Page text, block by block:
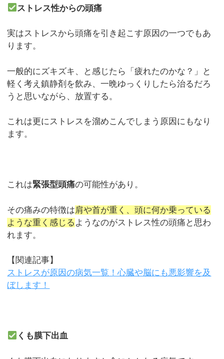
ストレス性からの頭痛
実はストレスから頭痛を引き起こす原因の一つでもあ
ります。
一般的にズキズキ、と感じたら「疲れたのかな？」と
軽く考え鎮静剤を飲み、一晩ゆっくりしたら治るだろ
うと思いながら、放置する。
これは更にストレスを溜めこんでしまう原因にもなり
ます。
これは緊張型頭痛の可能性があり。
その痛みの特徴は肩や首が重く、頭に何か乗っている
ような重く感じる ようなのがストレス性の頭痛と思わ
れます。
【関連記事】
ストレスが原因の病気一覧！心臓や脳にも悪影響を及
ぼします！
くも膜下出血